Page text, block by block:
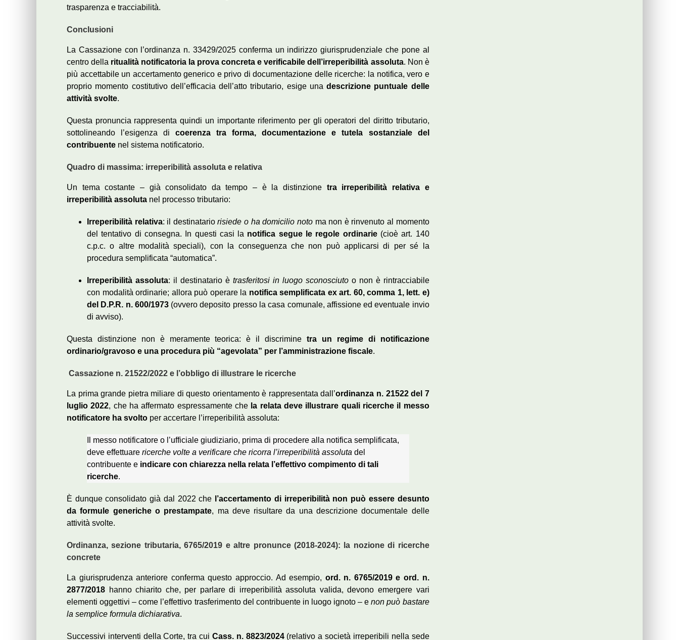
trasparenza e tracciabilità.
Conclusioni
La Cassazione con l’ordinanza n. 33429/2025 conferma un indirizzo giurisprudenziale che pone al
centro della ritualità notificatoria la prova concreta e verificabile dell’irreperibilità assoluta. Non è
più accettabile un accertamento generico e privo di documentazione delle ricerche: la notifica, vero e
proprio momento costitutivo dell’efficacia dell’atto tributario, esige unadescrizione puntuale delle
attività svolte.
Questa pronuncia rappresenta quindi un importante riferimento per gli operatori del diritto tributario,
sottolineando l’esigenza dicoerenza tra forma, documentazione e tutela sostanziale del
contribuente nel sistema notificatorio.
Quadro di massima: irreperibilità assoluta e relativa
Un tema costante – già consolidato da tempo – è la distinzione tra irreperibilità relativa e
irreperibilità assoluta nel processo tributario:
Irreperibilità relativa: il destinatariorisiede o ha domicilio notoma non è rinvenuto al momento
del tentativo di consegna. In questi casi la notifica segue le regole ordinarie(cioè art. 140
c.p.c. o altre modalità speciali), con la conseguenza che non può applicarsi di per sé la
procedura semplificata “automatica”.
Irreperibilità assoluta: il destinatario è trasferitosi in luogo sconosciutoo non è rintracciabile
con modalità ordinarie; allora può operare la notifica semplificata ex art. 60, comma 1, lett. e)
del D.P.R. n. 600/1973(ovvero deposito presso la casa comunale, affissione ed eventuale invio
di avviso).
Questa distinzione non è meramente teorica: è il discriminetra un regime di notificazione
ordinario/gravoso e una procedura più “agevolata” per l’amministrazione fiscale.
Cassazione n. 21522/2022 e l’obbligo di illustrare le ricerche
La prima grande pietra miliare di questo orientamento è rappresentata dall’ordinanza n. 21522 del 7
luglio 2022, che ha affermato espressamente che la relata deve illustrare quali ricerche il messo
notificatore ha svolto per accertare l’irreperibilità assoluta:
Il messo notificatore o l’ufficiale giudiziario, prima di procedere alla notifica semplificata,
deve effettuare ricerche volte a verificare che ricorra l’irreperibilità assoluta del
contribuente e indicare con chiarezza nella relata l’effettivo compimento di tali
ricerche.
È dunque consolidato già dal 2022 che
l’accertamento di irreperibilità non può essere desunto
da formule generiche o prestampate, ma deve risultare da una descrizione documentale delle
attività svolte.
Ordinanza, sezione tributaria, 6765/2019 e altre pronunce (2018-2024): la nozione di ricerche
concrete
La giurisprudenza anteriore conferma questo approccio. Ad esempio, ord. n. 6765/2019 e ord. n.
2877/2018 hanno chiarito che, per parlare di irreperibilità assoluta valida, devono emergere vari
elementi oggettivi – come l’effettivo trasferimento del contribuente in luogo ignoto – enon può bastare
la semplice formula dichiarativa.
Successivi interventi della Corte, tra cui Cass. n. 8823/2024(relativo a società irreperibili nella sede